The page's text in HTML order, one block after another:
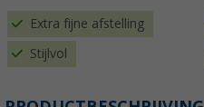
Extra fijne afstelling
Stijlvol